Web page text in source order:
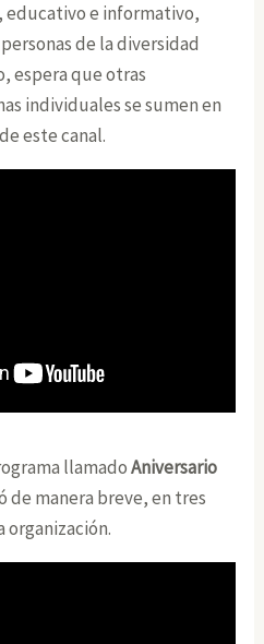
educativo e informativo,
de la diversidad
espera que otras
individuales se sumen en
este canal.
llamadoAniversario
de manera breve, en tres
organización.